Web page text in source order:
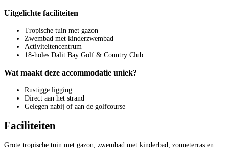
Uitgelichte faciliteiten
Tropische tuin met gazon
Zwembad met kinderzwembad
Activiteitencentrum
18-holes Dalit Bay Golf & Country Club
Wat maakt deze accommodatie uniek?
Rustigge ligging
Direct aan het strand
Gelegen nabij of aan de golfcourse
Faciliteiten
Grote tropische tuin met gazon, zwembad met kinderbad, zonneterras en